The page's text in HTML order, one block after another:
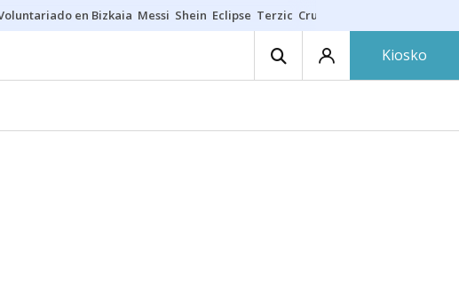
en Bizkaia Messi Shein Eclipse Terzic Cruz Gorbeia
Kiosko